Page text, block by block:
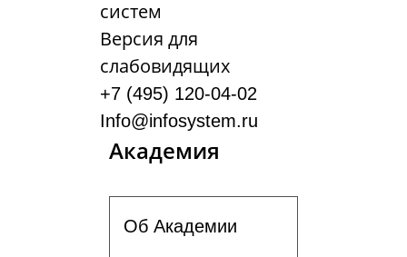
систем
Версия для
слабовидящих
+7 (495) 120-04-02
Info@infosystem.ru
Академия
Об Академии